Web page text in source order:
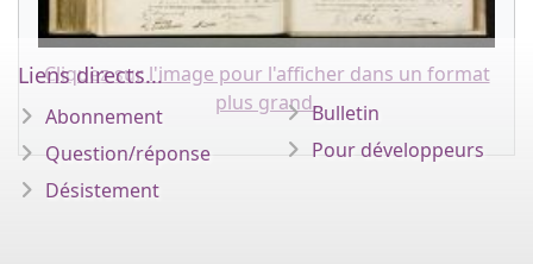
Cliquez sur l'image pour l'afficher dans un format
plus grand.
Liens directs...
Abonnement
Question/réponse
Désistement
Bulletin
Pour développeurs